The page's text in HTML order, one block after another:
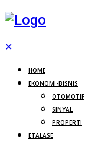
✕
HOME
EKONOMI-BISNIS
OTOMOTIF
SINYAL
PROPERTI
ETALASE